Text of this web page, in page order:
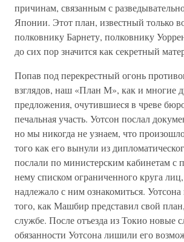
причинам, связанным с
Японии. Этот план, известный только
полковнику Барнету, полковнику
до сих пор значится как секретный
Попав под перекрестный огонь
взглядов, наш «План М», как и многие
предложения, очутившиеся в чреве
печальная участь. Уотсон послал
но мы никогда не узнаем, что
того как его вынули из
послали по министерским кабинетам с
нему списком ограниченного круга
надлежало с ним ознакомиться. Уотсона
того, как Машбир представил свой
службе. После отъезда из Токио новые
обязанности Уотсона лишили его